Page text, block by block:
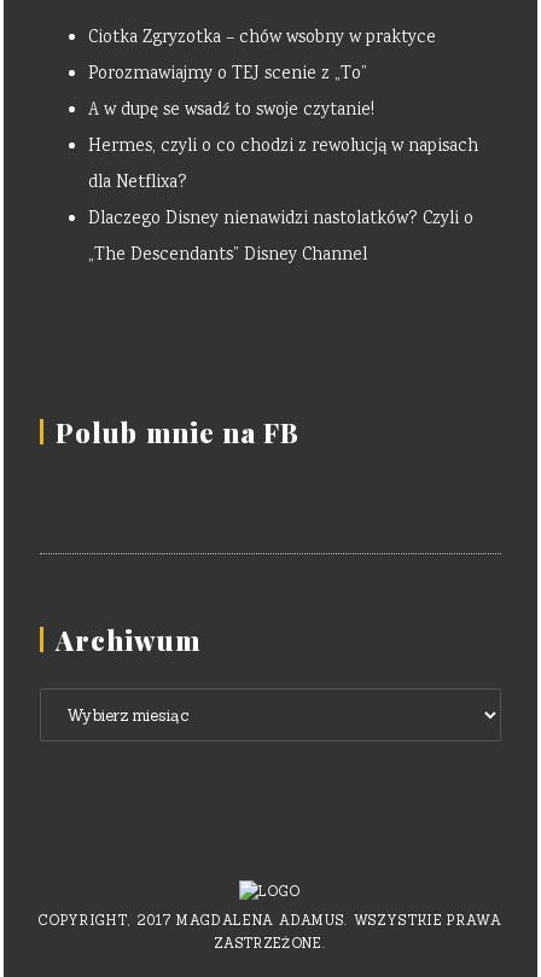
Ciotka Zgryzotka – chów wsobny w praktyce
Porozmawiajmy o TEJ scenie z „To”
A w dupę se wsadź to swoje czytanie!
Hermes, czyli o co chodzi z rewolucją w napisach
dla Netflixa?
Dlaczego Disney nienawidzi nastolatków? Czyli o
„The Descendants” Disney Channel
Polub mnie na FB
Archiwum
Archiwum
COPYRIGHT, 2017 MAGDALENA ADAMUS. WSZYSTKIE PRAWA
ZASTRZEŻONE.